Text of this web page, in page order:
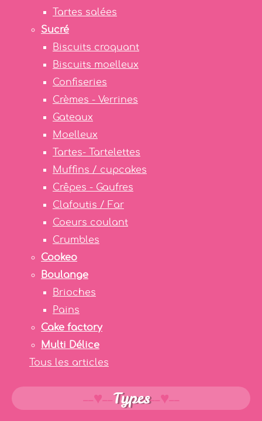
Tartes salées
Sucré
Biscuits croquant
Biscuits moelleux
Confiseries
Crèmes - Verrines
Gateaux
Moelleux
Tartes- Tartelettes
Muffins / cupcakes
Crêpes - Gaufres
Clafoutis / Far
Coeurs coulant
Crumbles
Cookeo
Boulange
Brioches
Pains
Cake factory
Multi Délice
Tous les articles
Types